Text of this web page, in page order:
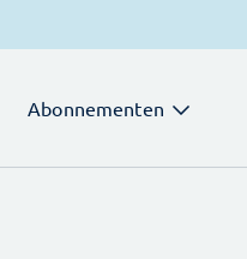
Abonnementen